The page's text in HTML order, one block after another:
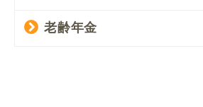
老齢年金